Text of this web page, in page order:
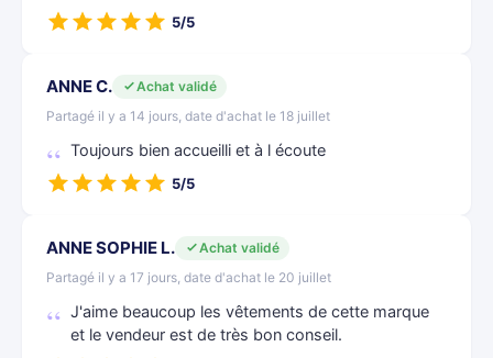
5/5
ANNE C.
Achat validé
Partagé il y a 14 jours, date d'achat le 18 juillet
Toujours bien accueilli et à l écoute
5/5
ANNE SOPHIE L.
Achat validé
Partagé il y a 17 jours, date d'achat le 20 juillet
J'aime beaucoup les vêtements de cette marque
et le vendeur est de très bon conseil.